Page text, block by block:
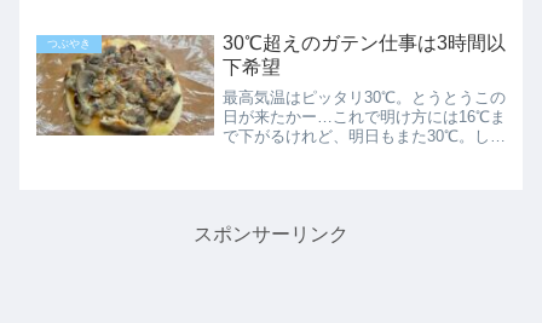
しまい。明日はどこにも行...
つぶやき
30℃超えのガテン仕事は3時間以
下希望
最高気温はピッタリ30℃。とうとうこの
日が来たかー…これで明け方には16℃ま
で下がるけれど、明日もまた30℃。しば
スポンサーリンク